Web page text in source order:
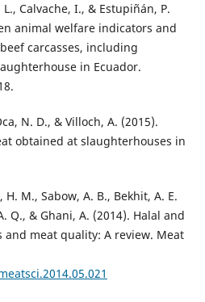
Calvache, I., & Estupiñán, P.
animal welfare indicators and
carcasses, including
in Ecuador.
N. D., & Villoch, A. (2015).
obtained at slaughterhouses in
M., Sabow, A. B., Bekhit, A. E.
Q., & Ghani, A. (2014). Halal and
meat quality: A review. Meat